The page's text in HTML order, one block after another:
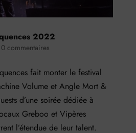
2022
0 commentaires
fait monter le festival
Volume et Angle Mort &
d’une soirée dédiée à
Greboo et Vipères
l’étendue de leur talent.